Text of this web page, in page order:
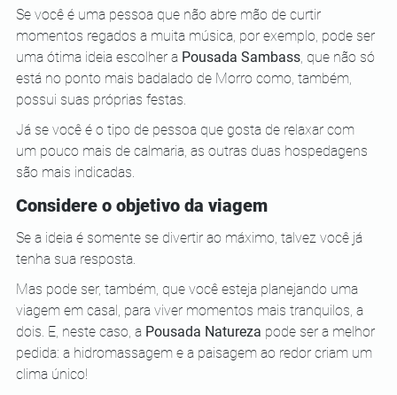
Se você é uma pessoa que não abre mão de curtir
momentos regados a muita música, por exemplo, pode ser
uma ótima ideia escolher a Pousada Sambass , que não só
está no ponto mais badalado de Morro como, também,
possui suas próprias festas.
Já se você é o tipo de pessoa que gosta de relaxar com
um pouco mais de calmaria, as outras duas hospedagens
são mais indicadas.
Considere o objetivo da viagem
Se a ideia é somente se divertir ao máximo, talvez você já
tenha sua resposta.
Mas pode ser, também, que você esteja planejando uma
viagem em casal, para viver momentos mais tranquilos, a
dois. E, neste caso, a Pousada Natureza pode ser a melhor
pedida: a hidromassagem e a paisagem ao redor criam um
clima único!